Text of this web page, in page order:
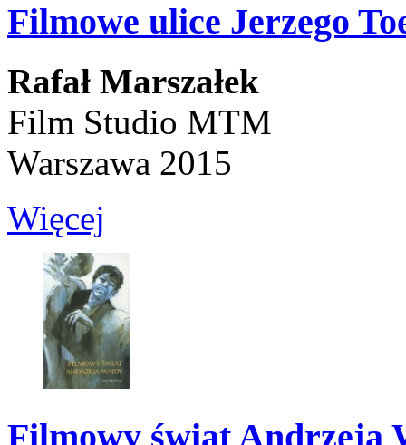
Filmowe ulice Jerzego
Rafał Marszałek
Film Studio MTM
Warszawa 2015
Więcej